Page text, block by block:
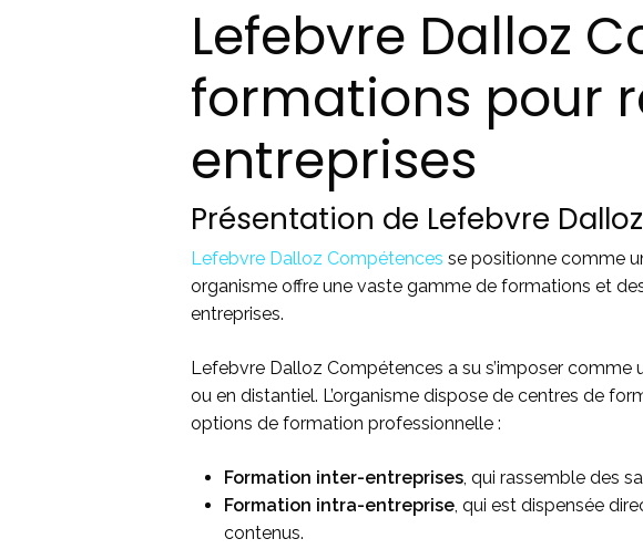
Lefebvre Dalloz
formations pour
entreprises
Présentation de Lefebvre
Lefebvre Dalloz Compétences se positionne comme
organisme offre une vaste gamme de formations et
entreprises.
Lefebvre Dalloz Compétences a su s’imposer
ou en distantiel. L’organisme dispose de centres de
options de formation professionnelle :
Formation inter-entreprises, qui rassemble des
Formation intra-entreprise, qui est dispensée
contenus.